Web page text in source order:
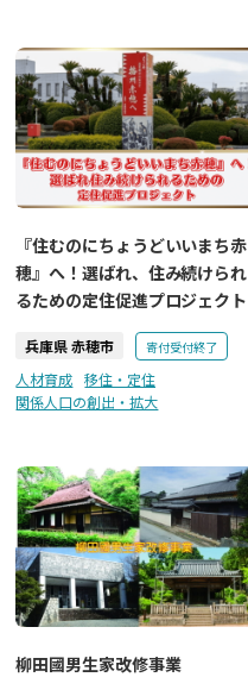
『住むのにちょうどいいまち赤
穂』へ！選ばれ、住み続けられ
るための定住促進プロジェクト
兵庫県 赤穂市 寄付受付終了
人材育成
移住・定住
関係人口の創出・拡大
柳田國男生家改修事業